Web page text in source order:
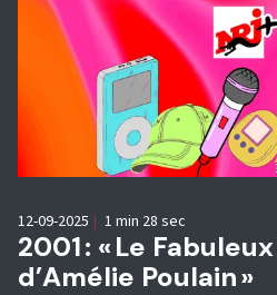
2001 : « Le
d’Amélie Poulain »
12-09-2025 | 1 min 28 sec